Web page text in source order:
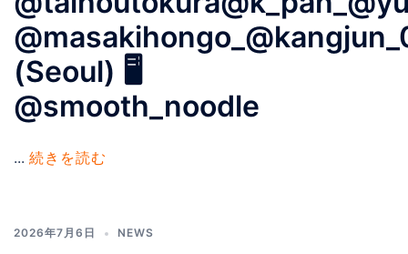
(Seoul) 🖥️
@smooth_noodle
... 続きを読む
2026年7月6日 NEWS